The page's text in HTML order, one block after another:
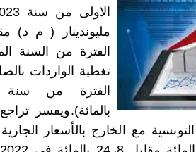
الفترة من السنة
بالمائة).ويفسر
التونسية مع الخارج بالأسعار